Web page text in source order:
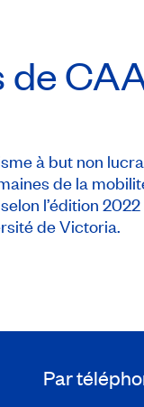
de
à but non
de la
l’édition
de Victoria.
Par